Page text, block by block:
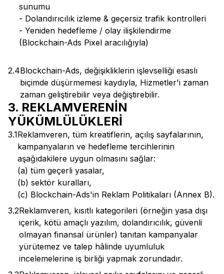
sunumu
- Dolandırıcılık izleme & geçersiz trafik kontrolleri
- Yeniden hedefleme / olay ilişkilendirme
(Blockchain-Ads Pixel aracılığıyla)
2.4Blockchain-Ads, değişikliklerin işlevselliği esaslı
biçimde düşürmemesi kaydıyla, Hizmetler'i zaman
zaman geliştirebilir veya değiştirebilir.
3. REKLAMVERENİN
YÜKÜMLÜLÜKLERİ
3.1Reklamveren, tüm kreatiflerin, açılış sayfalarının,
kampanyaların ve hedefleme tercihlerinin
aşağıdakilere uygun olmasını sağlar:
(a) tüm geçerli yasalar,
(b) sektör kuralları,
(c) Blockchain-Ads'in Reklam Politikaları (Annex B).
3.2Reklamveren, kısıtlı kategorileri (örneğin yasa dışı
içerik, kötü amaçlı yazılım, dolandırıcılık, güvenli
olmayan finansal ürünler) tanıtan kampanyalar
yürütemez ve talep hâlinde uyumluluk
incelemelerine iş birliği yapmak zorundadır.